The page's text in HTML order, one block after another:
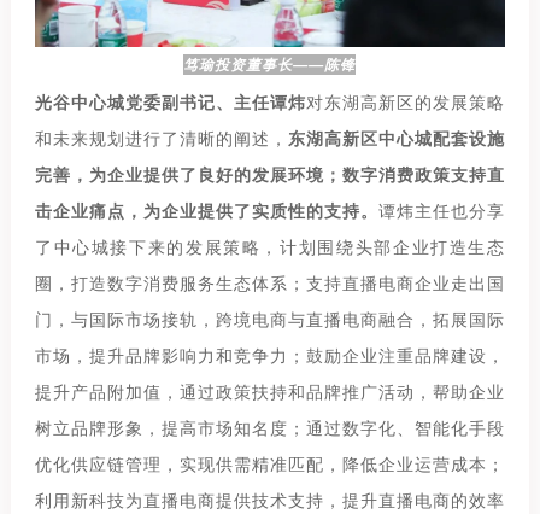
笃瑜投资董事长——陈锋
光谷中心城党委副书记、主任谭炜对东湖高新区的发展策略
和未来规划进行了清晰的阐述， 东湖高新区中心城配套设施
完善，为企业提供了良好的发展环境；数字消费政策支持直
击企业痛点，为企业提供了实质性的支持。谭炜主任也分享
了中心城接下来的发展策略，计划围绕头部企业打造生态
圈，打造数字消费服务生态体系；支持直播电商企业走出国
门，与国际市场接轨，跨境电商与直播电商融合，拓展国际
市场，提升品牌影响力和竞争力；鼓励企业注重品牌建设，
提升产品附加值，通过政策扶持和品牌推广活动，帮助企业
树立品牌形象，提高市场知名度；通过数字化、智能化手段
优化供应链管理，实现供需精准匹配，降低企业运营成本；
利用新科技为直播电商提供技术支持，提升直播电商的效率